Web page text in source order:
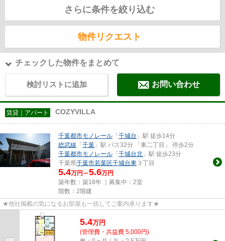
さらに条件を絞り込む
物件リクエスト
チェックした物件をまとめて
検討リストに追加 お問い合わせ
賃貸｜アパート COZYVILLA
千葉都市モノレール 「 千城台 」駅 徒歩14分
総武線 「 千葉 」駅 バス32分 「東二丁目」 停歩2分
千葉都市モノレール 「 千城台北 」駅 徒歩23分
千葉県千葉市若葉区千城台東 ３丁目
5.4万円～5.6万円
築年数：築18年 ｜募集中： 2室
階数：2階建
★他社掲載の気になるお部屋も一括してご案内承ります★
5.4万円
(管理費・共益費 5,000円)